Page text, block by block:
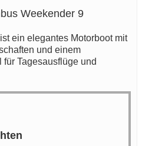
Weekender 9
ein elegantes Motorboot mit
und einem
Tagesausflüge und